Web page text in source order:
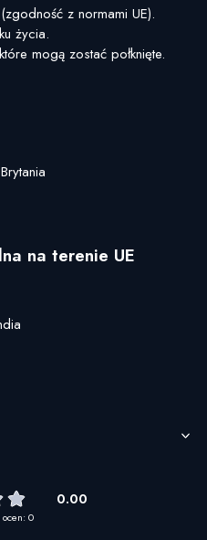
z normami UE).
życia.
mogą zostać połknięte.
na terenie UE
0.00
ocen: 0